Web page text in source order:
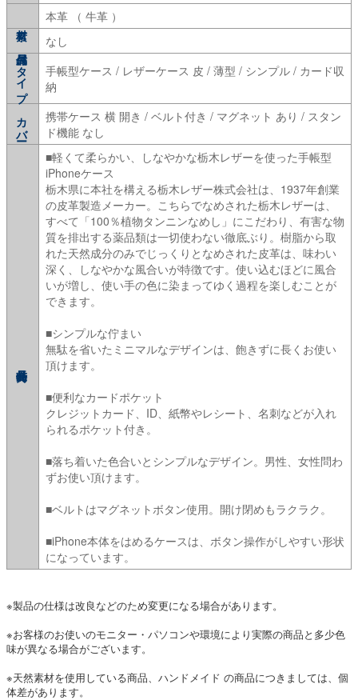
本革 （ 牛革 ）
なし
タイプ
手帳型ケース / レザーケース 皮 / 薄型 / シンプル / カード収
納
カバー
携帯ケース 横 開き / ベルト付き / マグネット あり / スタン
ド機能 なし
■軽くて柔らかい、しなやかな栃木レザーを使った手帳型
iPhoneケース
栃木県に本社を構える栃木レザー株式会社は、1937年創業
の皮革製造メーカー。こちらでなめされた栃木レザーは、
すべて「100％植物タンニンなめし」にこだわり、有害な物
質を排出する薬品類は一切使わない徹底ぶり。樹脂から取
れた天然成分のみでじっくりとなめされた皮革は、味わい
深く、しなやかな風合いが特徴です。使い込むほどに風合
いが増し、使い手の色に染まってゆく過程を楽しむことが
できます。
■シンプルな佇まい
無駄を省いたミニマルなデザインは、飽きずに長くお使い
頂けます。
■便利なカードポケット
クレジットカード、ID、紙幣やレシート、名刺などが入れ
られるポケット付き。
■落ち着いた色合いとシンプルなデザイン。男性、女性問わ
ずお使い頂けます。
■ベルトはマグネットボタン使用。開け閉めもラクラク。
■iPhone本体をはめるケースは、ボタン操作がしやすい形状
になっています。
※製品の仕様は改良などのため変更になる場合があります。
※お客様のお使いのモニター・パソコンや環境により実際の商品と多少色
味が異なる場合がございます。
※天然素材を使用している商品、ハンドメイド の商品につきましては、個
体差があります。